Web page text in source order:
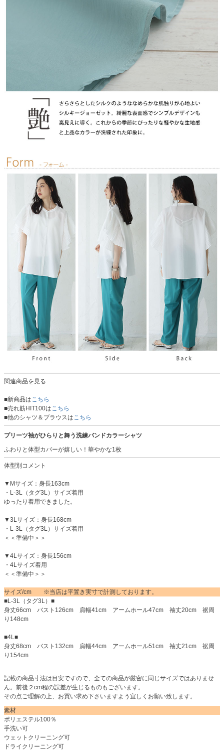
関連商品を見る
■新商品は こちら
■売れ筋HIT100は こちら
■他のシャツ＆ブラウスは こちら
プリーツ袖がひらりと舞う洗練バンドカラーシャツ
ふわりと体型カバーが嬉しい！華やかな1枚
体型別コメント
▼Mサイズ：身長163cm
・L-3L（タグ3L）サイズ着用
ゆったり着用できました。
▼3Lサイズ：身長168cm
・L-3L（タグ3L）サイズ着用
＜＜準備中＞＞
▼4Lサイズ：身長156cm
・4Lサイズ着用
＜＜準備中＞＞
サイズ/cm ※当店は平置き実寸で計測しております。
■L-3L（タグ3L）■
身丈66cm バスト126cm 肩幅41cm アームホール47cm 袖丈20cm 裾周
り148cm
■4L■
身丈68cm バスト132cm 肩幅44cm アームホール51cm 袖丈21cm 裾周
り154cm
記載の商品寸法は目安ですので、全ての商品が厳密に同じサイズではありませ
ん。前後２cm程の誤差が生じるものもございます。
その点ご理解の上、お買い求め下さいますよう宜しくお願い致します。
素材
ポリエステル100％
手洗い可
ウェットクリーニング可
ドライクリーニング可